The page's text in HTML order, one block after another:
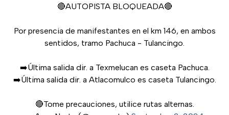
🔴AUTOPISTA BLOQUEADA🔴
Por presencia de manifestantes en el km 146, en ambos
sentidos, tramo Pachuca - Tulancingo.
➡️Última salida dir. a Texmelucan es caseta Pachuca.
➡️Última salida dir. a Atlacomulco es caseta Tulancingo.
🔴Tome precauciones, utilice rutas alternas.